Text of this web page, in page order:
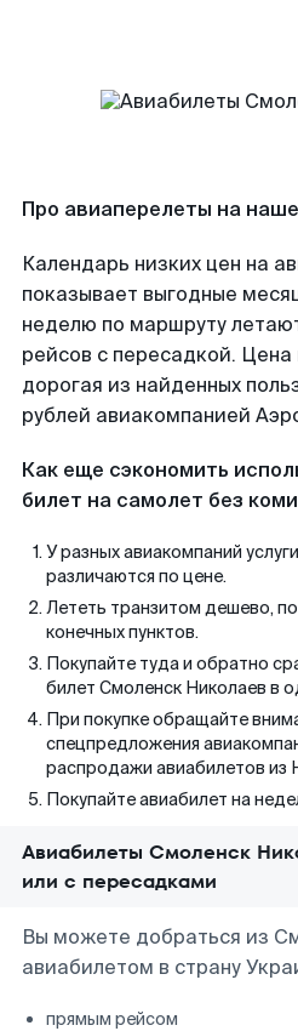
Про авиаперелеты на
Календарь низких цен на
показывает выгодные
неделю по маршруту
рейсов с пересадкой. Цена
дорогая из найденных
рублей авиакомпанией
Как еще сэкономить
билет на самолет без
У разных авиакомпаний
различаются по цене.
Лететь транзитом дешево,
конечных пунктов.
Покупайте туда и обратно
билет Смоленск Николаев в
При покупке обращайте
спецпредложения
распродажи авиабилетов из
Покупайте авиабилет на
Авиабилеты Смоленск
или с пересадками
Вы можете добраться из
авиабилетом в страну
прямым рейсом